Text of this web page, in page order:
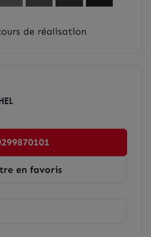
de réalisation
en favoris